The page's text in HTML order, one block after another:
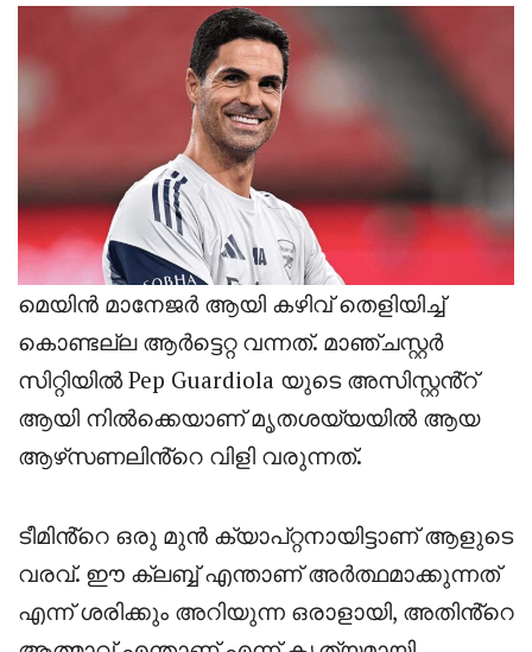
മെയിൻ മാനേജർ ആയി കഴിവ് തെളിയിച്ച്
കൊണ്ടല്ല ആർട്ടെറ്റ വന്നത്. മാഞ്ചസ്റ്റർ
സിറ്റിയിൽ Pep Guardiola യുടെ അസിസ്റ്റൻ്റ്
ആയി നിൽക്കെയാണ് മൃതശയ്യയിൽ ആയ
ആഴ്‌സണലിൻ്റെ വിളി വരുന്നത്.
ടീമിൻ്റെ ഒരു മുൻ ക്യാപ്റ്റനായിട്ടാണ് ആളുടെ
വരവ്. ഈ ക്ലബ്ബ് എന്താണ് അർത്ഥമാക്കുന്നത്
എന്ന് ശരിക്കും അറിയുന്ന ഒരാളായി, അതിൻ്റെ